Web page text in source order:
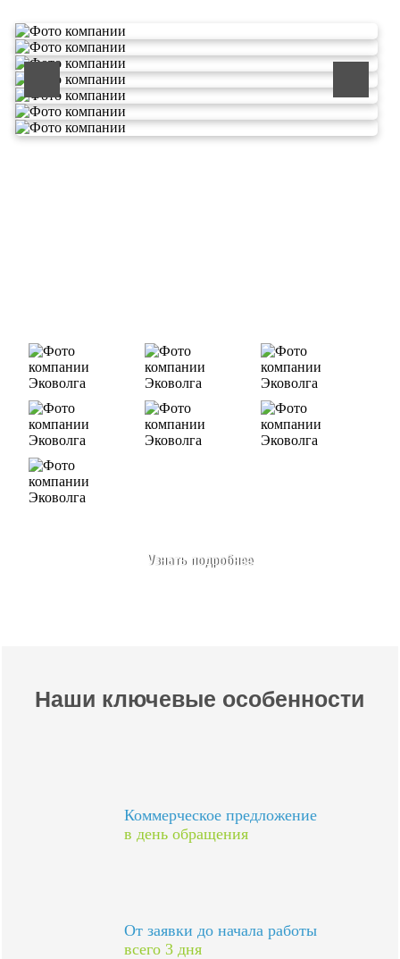
ООО «ЭКОВОЛГА» является современной и
Узнать подробнее
Наши ключевые особенности
Коммерческое предложение
в день обращения
От заявки до начала работы
всего 3 дня